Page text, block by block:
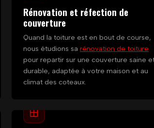
Rénovation et réfection de
couverture
Quand la toiture est en bout de course,
nous étudions sa rénovation de toiture
pour repartir sur une couverture saine
durable, adaptée à votre maison et au
climat des coteaux.